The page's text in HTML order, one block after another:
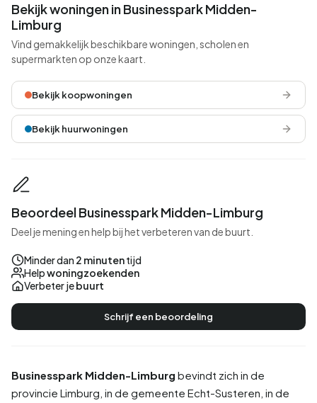
Businesspark Midden-Limburg bevindt zich in de
provincie Limburg , in de gemeente Echt-Susteren , in de
Bekijk woningen in Businesspark Midden-
Limburg
Vind gemakkelijk beschikbare woningen, scholen en
supermarkten op onze kaart.
Bekijk koopwoningen
Bekijk huurwoningen
Beoordeel Businesspark Midden-Limburg
Deel je mening en help bij het verbeteren van de buurt.
Minder dan 2 minutentijd
Helpwoningzoekenden
Verbeter jebuurt
Schrijf een beoordeling